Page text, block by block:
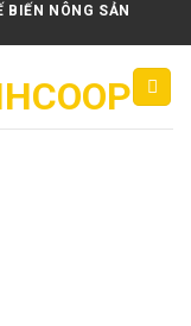
BIẾN NÔNG SẢN